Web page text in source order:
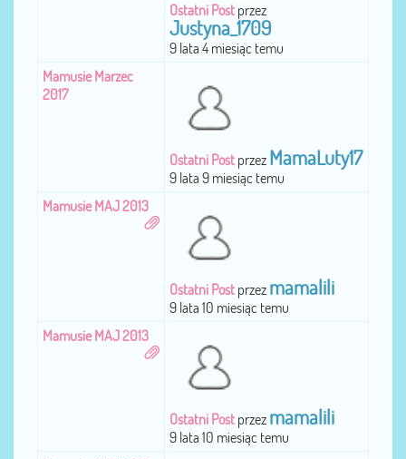
Ostatni Post przez
Justyna_1709
9 lata 4 miesiąc temu
Mamusie Marzec
2017
Ostatni Post przez MamaLuty17
9 lata 9 miesiąc temu
Mamusie MAJ 2013
Ostatni Post przez mamalili
9 lata 10 miesiąc temu
Mamusie MAJ 2013
Ostatni Post przez mamalili
9 lata 10 miesiąc temu